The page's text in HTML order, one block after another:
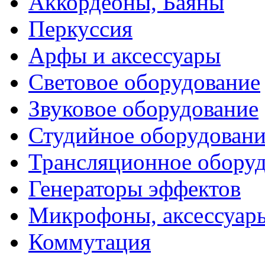
Перкуссия
Арфы и аксессуары
Световое оборудование
Звуковое оборудование
Студийное
Трансляционное
Генераторы эффектов
Микрофоны,
Коммутация